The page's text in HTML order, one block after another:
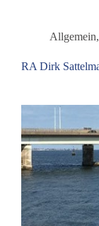
Allgemein,
RA Dirk